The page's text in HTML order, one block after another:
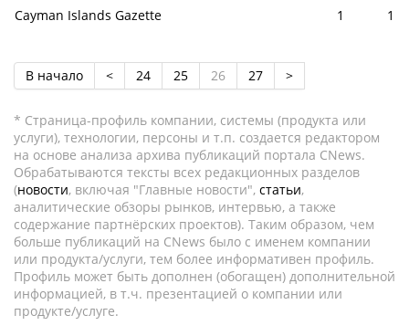
Cayman Islands Gazette
1 1
В начало < 24 25 26 27 >
* Страница-профиль компании, системы (продукта или
услуги), технологии, персоны и т.п. создается редактором
на основе анализа архива публикаций портала CNews.
Обрабатываются тексты всех редакционных разделов
(новости, включая "Главные новости", статьи,
аналитические обзоры рынков, интервью, а также
содержание партнёрских проектов). Таким образом, чем
больше публикаций на CNews было с именем компании
или продукта/услуги, тем более информативен профиль.
Профиль может быть дополнен (обогащен) дополнительной
информацией, в т.ч. презентацией о компании или
продукте/услуге.